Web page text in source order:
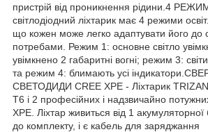
пристрій від проникнення рідини.4
світлодіодний ліхтарик має 4 режими
що кожен може легко адаптувати його до
потребами. Режим 1: основне світло
увімкнено 2 габаритні вогні; режим 3:
та режим 4: блимають усі
СВЕТОДИДИ CREE XPE - Ліхтарик
T6 і 2 професійних і надзвичайно
XPE. Ліхтар живиться від 1
до комплекту, і є кабель для заряджання